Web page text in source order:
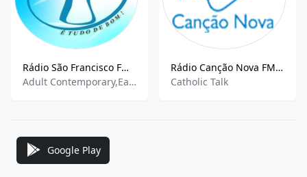
Rádio São Francisco FM (Itambacuri) - 106.3 FM
Adult Contemporary,Easy Listening,MPB
Rádio Canção Nova FM (Cachoeira Paulista)
Catholic Talk
Google Play